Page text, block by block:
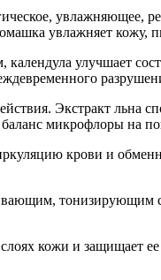
увлажняет кожу,
улучшает
Экстракт льна
микрофлоры на
крови и
тонизирующим
кожи и